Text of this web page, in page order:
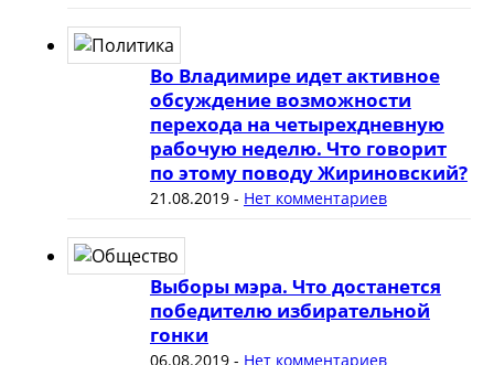
Во Владимире идет активное
обсуждение возможности
перехода на четырехдневную
рабочую неделю. Что говорит
по этому поводу Жириновский?
21.08.2019- Нет комментариев
Выборы мэра. Что достанется
победителю избирательной
гонки
06.08.2019- Нет комментариев